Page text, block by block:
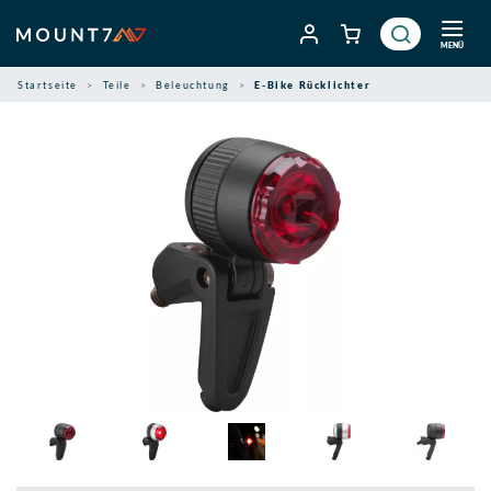
Inhalt
springen
MENÜ
Startseite Teile Beleuchtung E-Bike Rücklichter